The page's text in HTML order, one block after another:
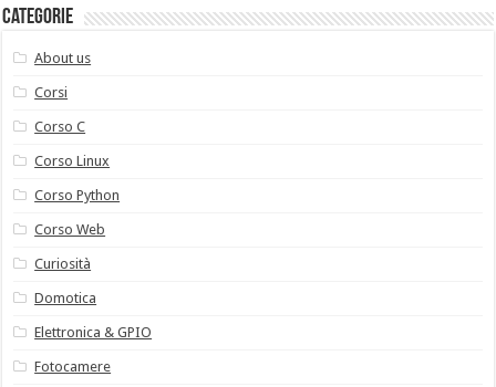
Categorie
About us
Corsi
Corso C
Corso Linux
Corso Python
Corso Web
Curiosità
Domotica
Elettronica & GPIO
Fotocamere